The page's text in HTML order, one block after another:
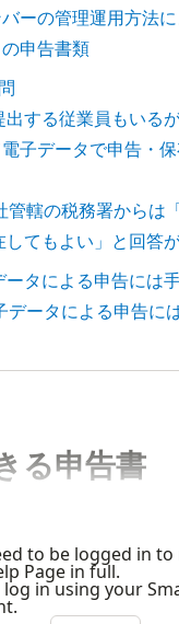
ーの管理運用方法
申告書類
出する従業員もいる
子データで申告・
管轄の税務署からは
してもよい」と回答
ータによる申告には
データによる申告に
る申告書
to be logged in to
Page in full.
log in using your